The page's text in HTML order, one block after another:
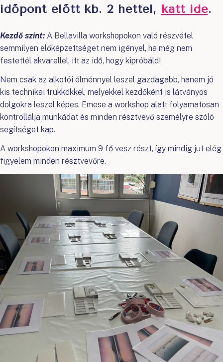
időpont előtt kb. 2 héttel, katt ide.
Kezdő szint: A Bellavilla workshopokon való részvétel
semmilyen előképzettséget nem igényel, ha még nem
festettél akvarellel, itt az idő, hogy kipróbáld!
Nem csak az alkotói élménnyel leszel gazdagabb, hanem jó
kis technikai trükkökkel, melyekkel kezdőként is látványos
dolgokra leszel képes. Emese a workshop alatt folyamatosan
kontrollálja munkádat és minden résztvevő személyre szóló
segítséget kap.
A workshopokon maximum 9 fő vesz részt, így mindig jut elég
figyelem minden résztvevőre.